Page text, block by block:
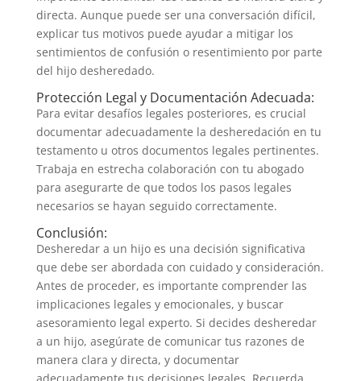
directa. Aunque puede ser una conversación difícil,
explicar tus motivos puede ayudar a mitigar los
sentimientos de confusión o resentimiento por parte
del hijo desheredado.
Protección Legal y Documentación Adecuada:
Para evitar desafíos legales posteriores, es crucial
documentar adecuadamente la desheredación en tu
testamento u otros documentos legales pertinentes.
Trabaja en estrecha colaboración con tu abogado
para asegurarte de que todos los pasos legales
necesarios se hayan seguido correctamente.
Conclusión:
Desheredar a un hijo es una decisión significativa
que debe ser abordada con cuidado y consideración.
Antes de proceder, es importante comprender las
implicaciones legales y emocionales, y buscar
asesoramiento legal experto. Si decides desheredar
a un hijo, asegúrate de comunicar tus razones de
manera clara y directa, y documentar